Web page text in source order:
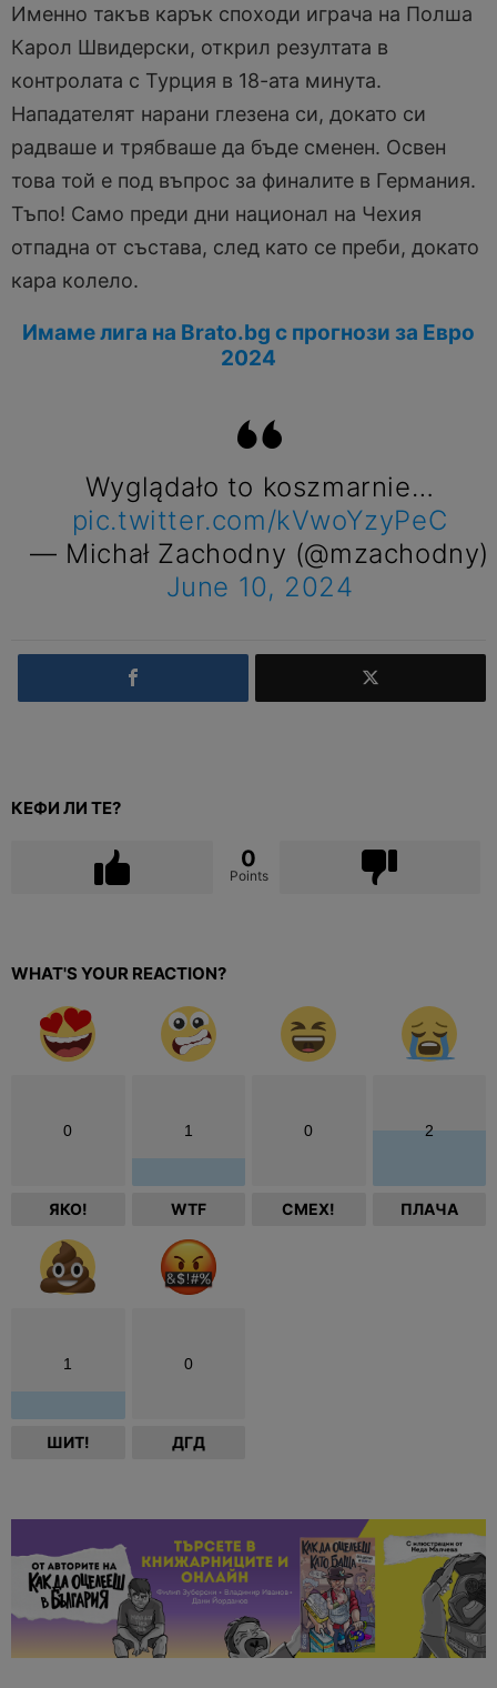
Именно такъв карък споходи играча на Полша
Карол Швидерски, открил резултата в
контролата с Турция в 18-ата минута.
Нападателят нарани глезена си, докато си
радваше и трябваше да бъде сменен. Освен
това той е под въпрос за финалите в Германия.
Тъпо! Само преди дни национал на Чехия
отпадна от състава, след като се преби, докато
кара колело.
Имаме лига на Brato.bg с прогнози за Евро
2024
Wyglądało to koszmarnie…
pic.twitter.com/kVwoYzyPeC
— Michał Zachodny (@mzachodny)
June 10, 2024
КЕФИ ЛИ ТЕ?
0
Points
WHAT'S YOUR REACTION?
0
ЯКО!
1
WTF
0
СМЕХ!
2
ПЛАЧА
1
ШИТ!
0
ДГД